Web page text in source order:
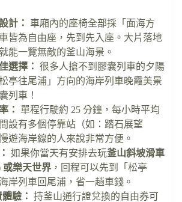
計： 車廂內的座椅全部採「面海方
皆為自由座，先到先入座。大片落地
能一覽無敵的釜山海景。
選擇： 很多人搶不到膠囊列車的夕陽
亭往尾浦」方向的海岸列車晚霞美景
列車！
：
單程行駛約 25 分鐘，每小時平均
設有多個停靠站（如：踏石展望
遊海岸線的人來說非常方便。
如果你當天有安排去玩釜山斜坡滑車
或樂天世界 ，回程可以先到「松亭
岸列車回尾浦，省一趟車錢。
驗： 持釜山通行證兌換的自由券可